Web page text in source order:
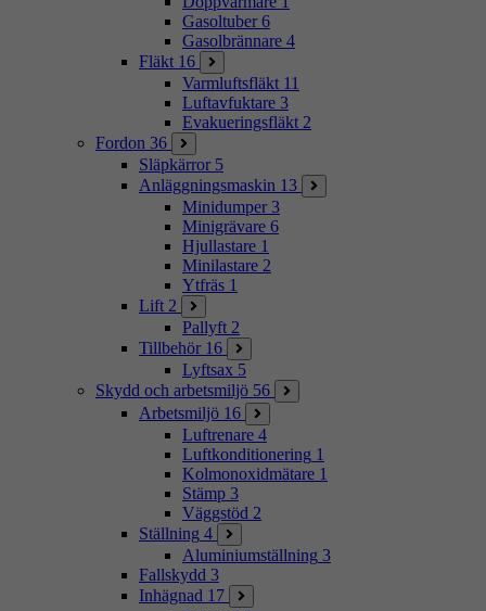
Gasoltuber 6
Gasolbrännare 4
Fläkt 16
Varmluftsfläkt 11
Luftavfuktare 3
Evakueringsfläkt 2
Fordon 36
Släpkärror 5
Anläggningsmaskin 13
Minidumper 3
Minigrävare 6
Hjullastare 1
Minilastare 2
Ytfräs 1
Lift 2
Pallyft 2
Tillbehör 16
Lyftsax 5
Skydd och arbetsmiljö 56
Arbetsmiljö 16
Luftrenare 4
Luftkonditionering 1
Kolmonoxidmätare 1
Stämp 3
Väggstöd 2
Ställning 4
Aluminiumställning 3
Fallskydd 3
Inhägnad 17